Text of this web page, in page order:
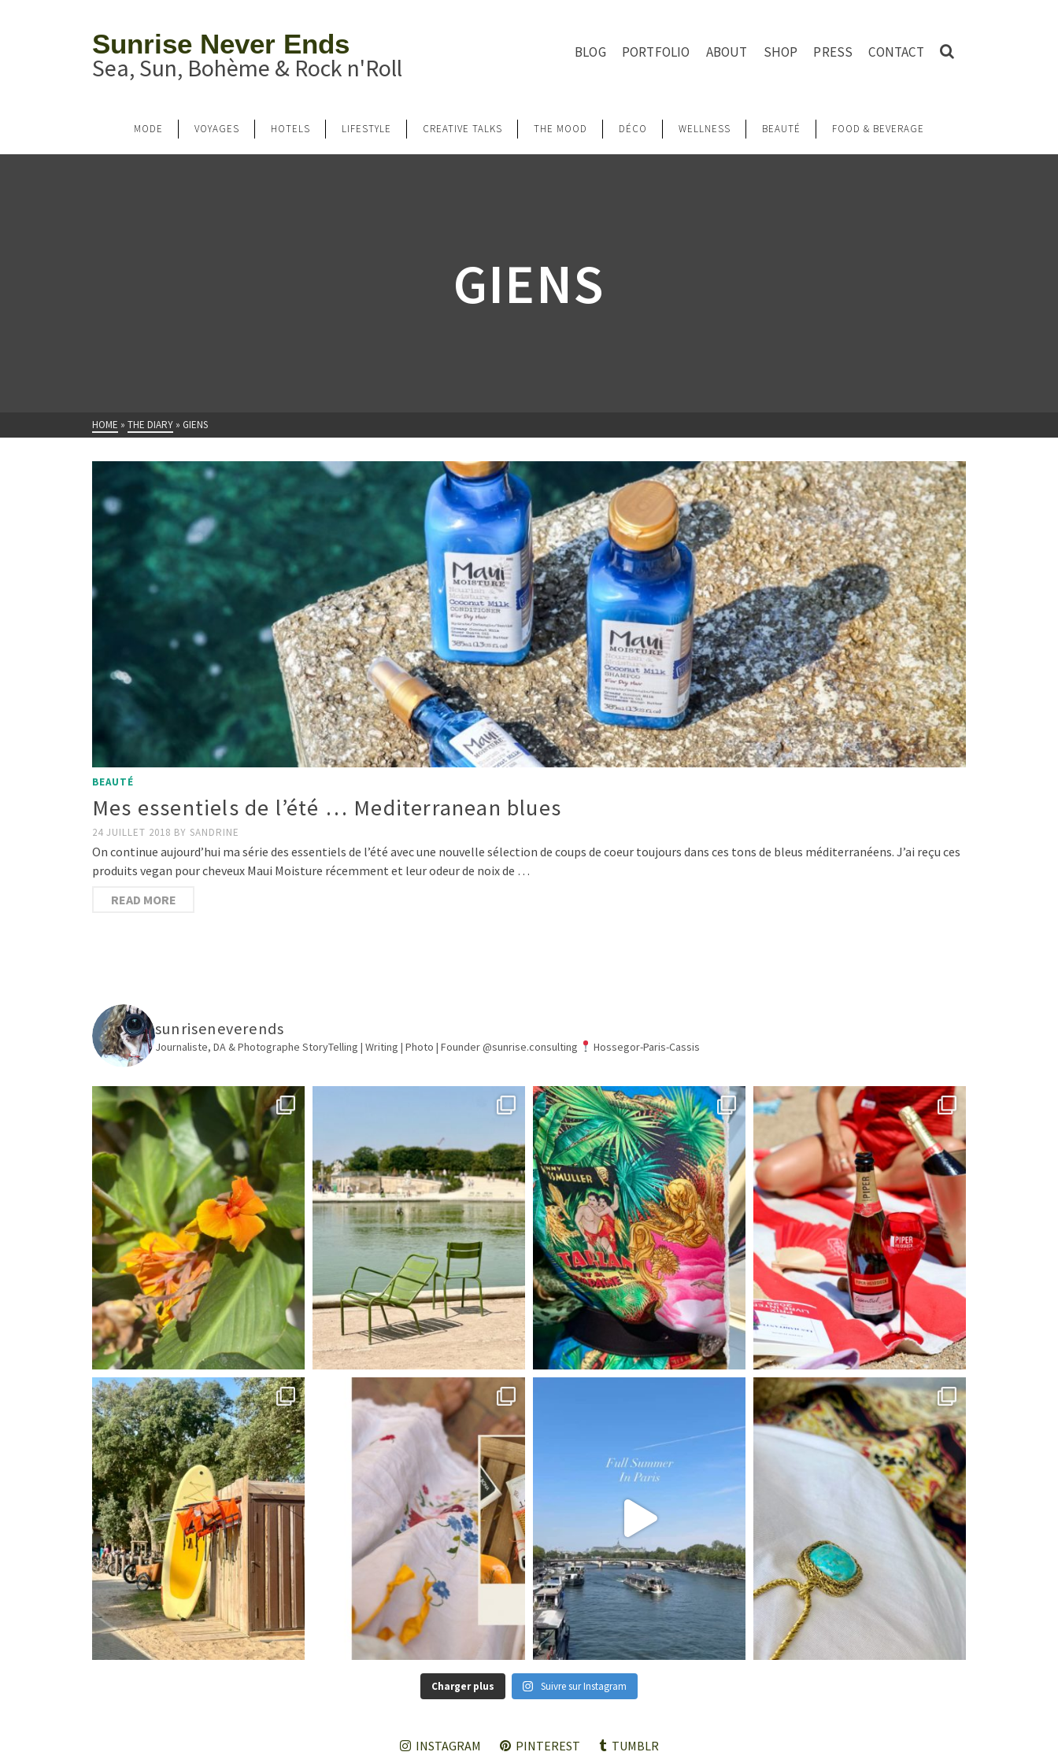
Sunrise Never Ends
Sea, Sun, Bohème & Rock n'Roll
BLOG PORTFOLIO ABOUT SHOP PRESS CONTACT
MODE VOYAGES HOTELS LIFESTYLE CREATIVE TALKS THE MOOD DÉCO WELLNESS BEAUTÉ FOOD & BEVERAGE
GIENS
HOME » THE DIARY » GIENS
BEAUTÉ
Mes essentiels de l’été … Mediterranean blues
24 JUILLET 2018 BY SANDRINE
On continue aujourd’hui ma série des essentiels de l’été avec une nouvelle sélection de coups de coeur toujours dans ces tons de bleus méditerranéens. J’ai reçu ces
produits vegan pour cheveux Maui Moisture récemment et leur odeur de noix de …
READ MORE
sunriseneverends
Journaliste, DA & Photographe StoryTelling | Writing | Photo | Founder @sunrise.consulting Hossegor-Paris-Cassis
Charger plus Suivre sur Instagram
INSTAGRAM PINTEREST TUMBLR